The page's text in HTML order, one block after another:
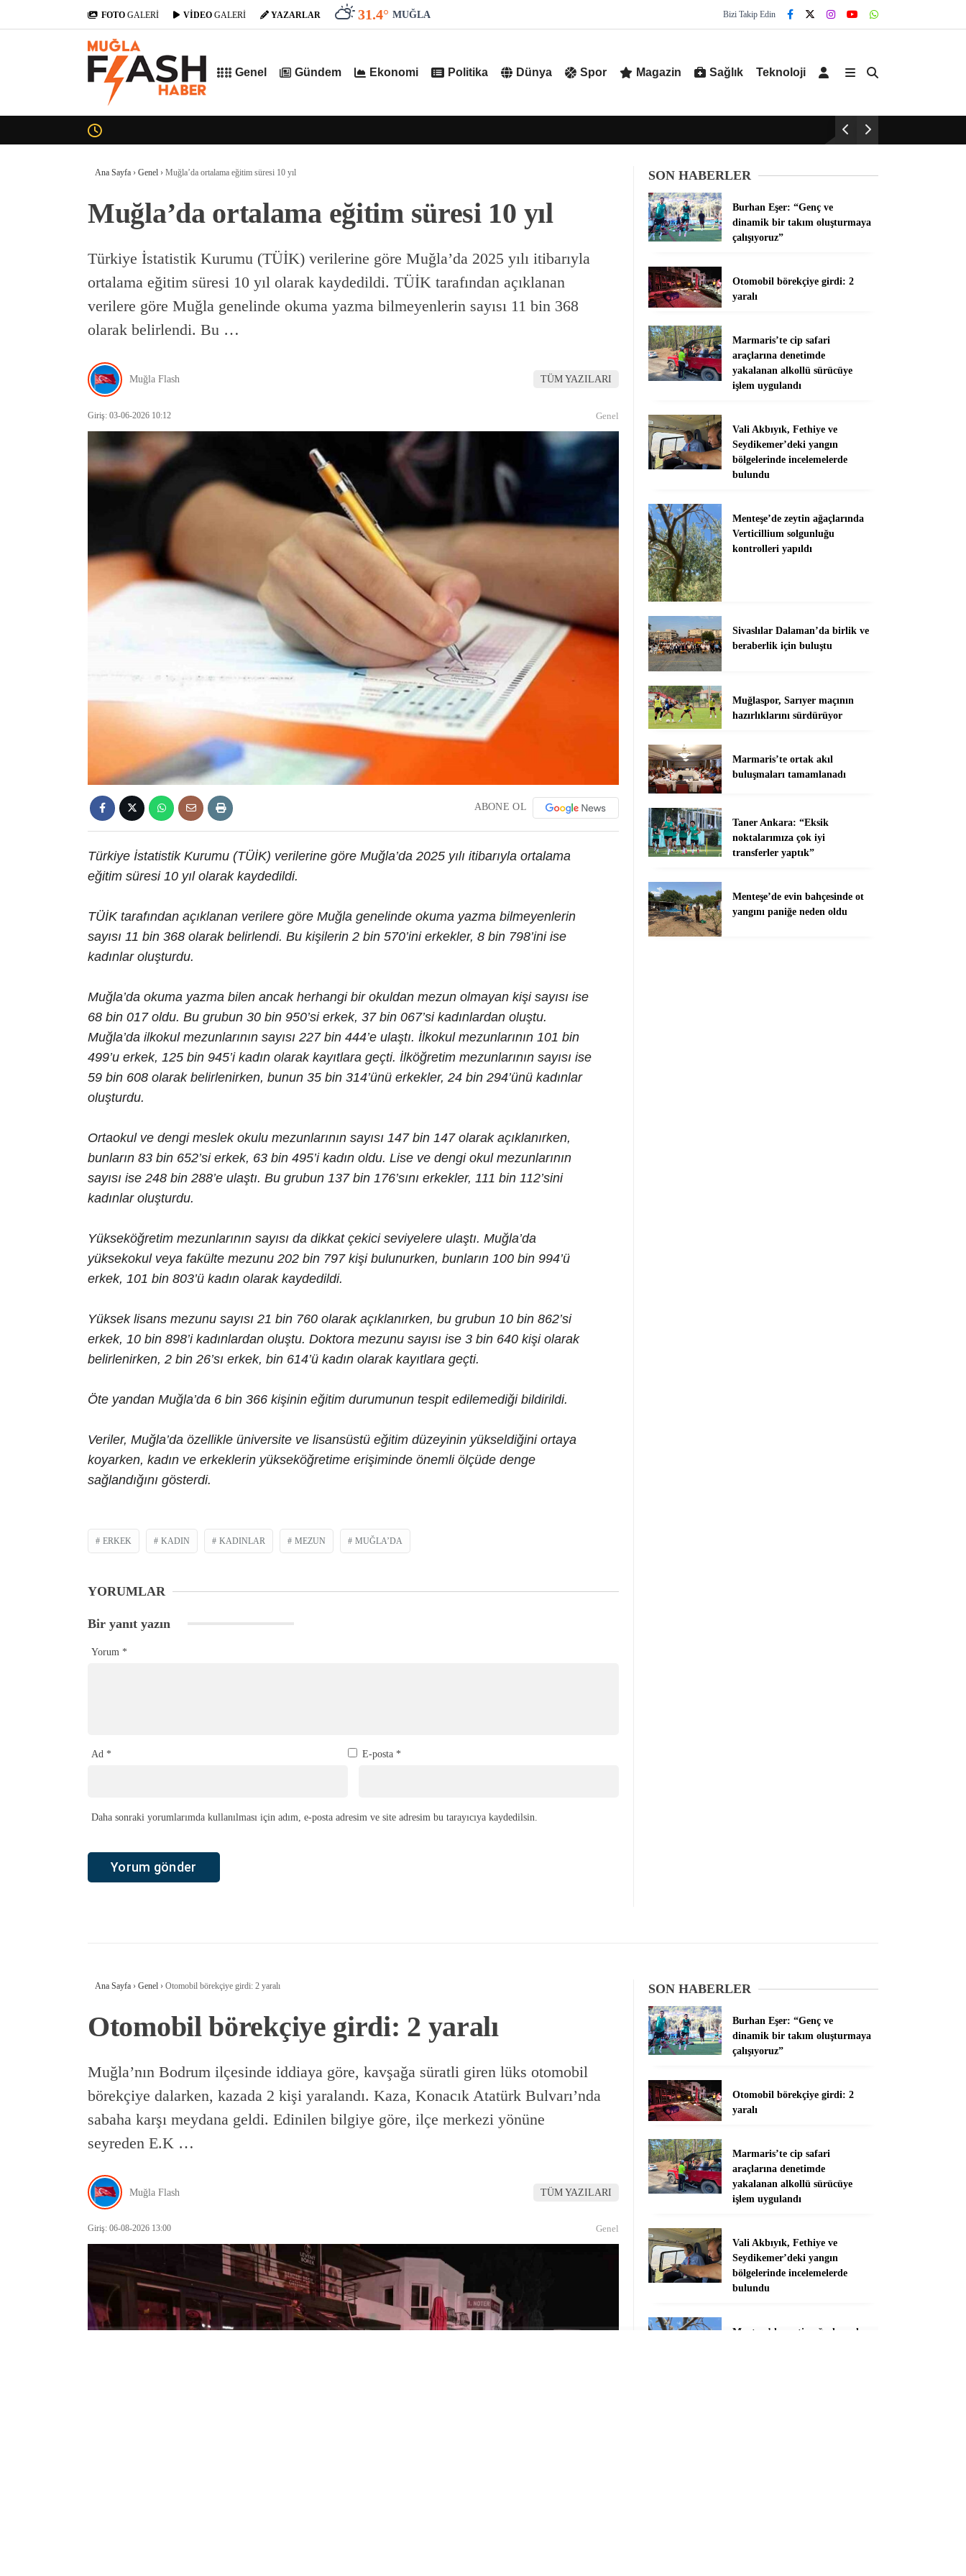
FOTO GALERİ VİDEO GALERİ YAZARLAR 31.4° MUĞLA Bizi Takip Edin
Genel Gündem Ekonomi Politika Dünya Spor Magazin Sağlık Teknoloji
Ana Sayfa › Genel › Muğla’da ortalama eğitim süresi 10 yıl
Muğla’da ortalama eğitim süresi 10 yıl
Türkiye İstatistik Kurumu (TÜİK) verilerine göre Muğla’da 2025 yılı itibarıyla
ortalama eğitim süresi 10 yıl olarak kaydedildi. TÜİK tarafından açıklanan
verilere göre Muğla genelinde okuma yazma bilmeyenlerin sayısı 11 bin 368
olarak belirlendi. Bu …
Muğla Flash TÜM YAZILARI
Giriş: 03-06-2026 10:12 Genel
ABONE OL
Türkiye İstatistik Kurumu (TÜİK) verilerine göre Muğla’da 2025 yılı itibarıyla ortalama
eğitim süresi 10 yıl olarak kaydedildi.
TÜİK tarafından açıklanan verilere göre Muğla genelinde okuma yazma bilmeyenlerin
sayısı 11 bin 368 olarak belirlendi. Bu kişilerin 2 bin 570’ini erkekler, 8 bin 798’ini ise
kadınlar oluşturdu.
Muğla’da okuma yazma bilen ancak herhangi bir okuldan mezun olmayan kişi sayısı ise
68 bin 017 oldu. Bu grubun 30 bin 950’si erkek, 37 bin 067’si kadınlardan oluştu.
Muğla’da ilkokul mezunlarının sayısı 227 bin 444’e ulaştı. İlkokul mezunlarının 101 bin
499’u erkek, 125 bin 945’i kadın olarak kayıtlara geçti. İlköğretim mezunlarının sayısı ise
59 bin 608 olarak belirlenirken, bunun 35 bin 314’ünü erkekler, 24 bin 294’ünü kadınlar
oluşturdu.
Ortaokul ve dengi meslek okulu mezunlarının sayısı 147 bin 147 olarak açıklanırken,
bunların 83 bin 652’si erkek, 63 bin 495’i kadın oldu. Lise ve dengi okul mezunlarının
sayısı ise 248 bin 288’e ulaştı. Bu grubun 137 bin 176’sını erkekler, 111 bin 112’sini
kadınlar oluşturdu.
Yükseköğretim mezunlarının sayısı da dikkat çekici seviyelere ulaştı. Muğla’da
yüksekokul veya fakülte mezunu 202 bin 797 kişi bulunurken, bunların 100 bin 994’ü
erkek, 101 bin 803’ü kadın olarak kaydedildi.
Yüksek lisans mezunu sayısı 21 bin 760 olarak açıklanırken, bu grubun 10 bin 862’si
erkek, 10 bin 898’i kadınlardan oluştu. Doktora mezunu sayısı ise 3 bin 640 kişi olarak
belirlenirken, 2 bin 26’sı erkek, bin 614’ü kadın olarak kayıtlara geçti.
Öte yandan Muğla’da 6 bin 366 kişinin eğitim durumunun tespit edilemediği bildirildi.
Veriler, Muğla’da özellikle üniversite ve lisansüstü eğitim düzeyinin yükseldiğini ortaya
koyarken, kadın ve erkeklerin yükseköğretime erişiminde önemli ölçüde denge
sağlandığını gösterdi.
ERKEK KADIN KADINLAR MEZUN MUĞLA’DA
YORUMLAR
Bir yanıt yazın
Yorum *
Ad * E-posta *
Daha sonraki yorumlarımda kullanılması için adım, e-posta adresim ve site adresim bu tarayıcıya kaydedilsin.
SON HABERLER
Burhan Eşer: “Genç ve
dinamik bir takım oluşturmaya
çalışıyoruz”
Otomobil börekçiye girdi: 2
yaralı
Marmaris’te cip safari
araçlarına denetimde
yakalanan alkollü sürücüye
işlem uygulandı
Vali Akbıyık, Fethiye ve
Seydikemer’deki yangın
bölgelerinde incelemelerde
bulundu
Menteşe’de zeytin ağaçlarında
Verticillium solgunluğu
kontrolleri yapıldı
Sivaslılar Dalaman’da birlik ve
beraberlik için buluştu
Muğlaspor, Sarıyer maçının
hazırlıklarını sürdürüyor
Marmaris’te ortak akıl
buluşmaları tamamlanadı
Taner Ankara: “Eksik
noktalarımıza çok iyi
transferler yaptık”
Menteşe’de evin bahçesinde ot
yangını paniğe neden oldu
Ana Sayfa › Genel › Otomobil börekçiye girdi: 2 yaralı
Otomobil börekçiye girdi: 2 yaralı
Muğla’nın Bodrum ilçesinde iddiaya göre, kavşağa süratli giren lüks otomobil
börekçiye dalarken, kazada 2 kişi yaralandı. Kaza, Konacık Atatürk Bulvarı’nda
sabaha karşı meydana geldi. Edinilen bilgiye göre, ilçe merkezi yönüne
seyreden E.K …
Muğla Flash TÜM YAZILARI
Giriş: 06-08-2026 13:00 Genel
SON HABERLER
Burhan Eşer: “Genç ve
dinamik bir takım oluşturmaya
çalışıyoruz”
Otomobil börekçiye girdi: 2
yaralı
Marmaris’te cip safari
araçlarına denetimde
yakalanan alkollü sürücüye
işlem uygulandı
Vali Akbıyık, Fethiye ve
Seydikemer’deki yangın
bölgelerinde incelemelerde
bulundu
Menteşe’de zeytin ağaçlarında